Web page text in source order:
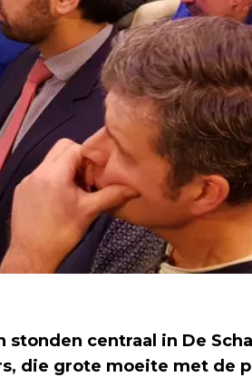
stonden centraal in De
die grote moeite met de